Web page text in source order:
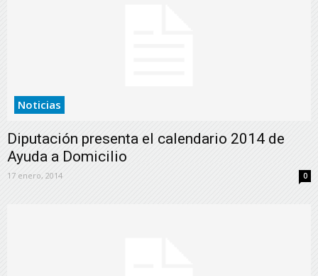
Noticias
Diputación presenta el calendario 2014 de
Ayuda a Domicilio
17 enero, 2014 0